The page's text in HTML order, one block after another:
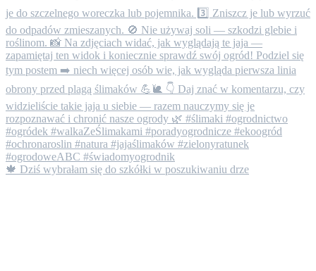
🍁 Dziś wybrałam się do szkółki w poszukiwaniu drze